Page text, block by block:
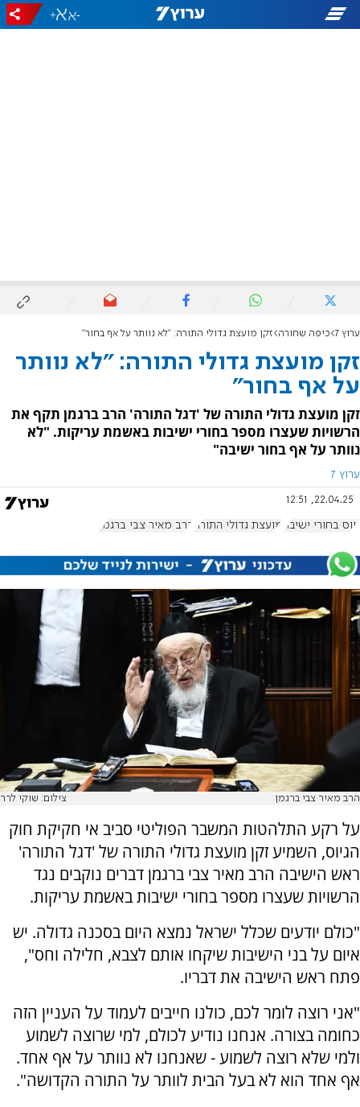
-
+
ערוץ 7 כיפה שחורה זקן מועצת גדולי התורה: "לא נוותר על אף בחור"
זקן מועצת גדולי התורה: "לא נוותר
על אף בחור"
זקן מועצת גדולי התורה של 'דגל התורה' הרב ברגמן תקף את
הרשויות שעצרו מספר בחורי ישיבות באשמת עריקות. "לא
נוותר על אף בחור ישיבה"
ערוץ 7
22.04.25, 12:51
גיוס בחורי ישיבה מועצת גדולי התורה הרב מאיר צבי ברגמן
הרב מאיר צבי ברגמן צילום: שוקי לרר
על רקע התלהטות המשבר הפוליטי סביב אי חקיקת חוק
הגיוס, השמיע זקן מועצת גדולי התורה של 'דגל התורה'
ראש הישיבה הרב מאיר צבי ברגמן דברים נוקבים נגד
הרשויות שעצרו מספר בחורי ישיבות באשמת עריקות.
"כולם יודעים שכלל ישראל נמצא היום בסכנה גדולה. יש
איום על בני הישיבות שיקחו אותם לצבא, חלילה וחס",
פתח ראש הישיבה את דבריו.
"אני רוצה לומר לכם, כולנו חייבים לעמוד על העניין הזה
כחומה בצורה. אנחנו נודיע לכולם, למי שרוצה לשמוע
ולמי שלא רוצה לשמוע - שאנחנו לא נוותר על אף אחד.
אף אחד הוא לא בעל הבית לוותר על התורה הקדושה".